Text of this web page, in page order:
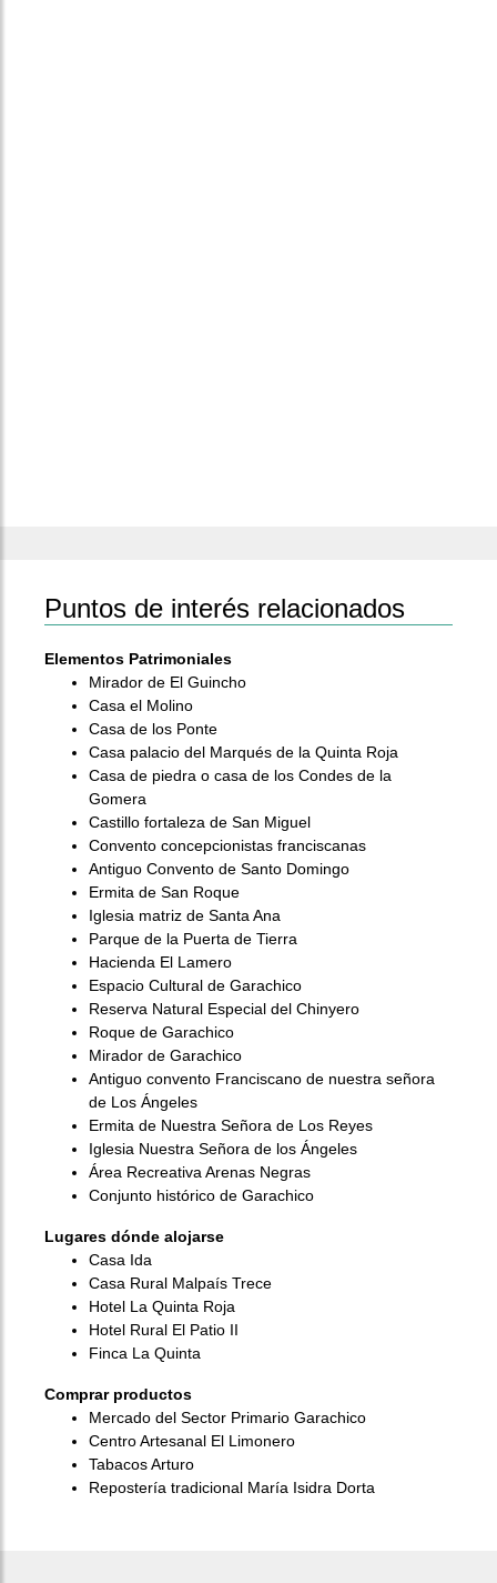
Puntos de interés relacionados
Elementos Patrimoniales
Mirador de El Guincho
Casa el Molino
Casa de los Ponte
Casa palacio del Marqués de la Quinta Roja
Casa de piedra o casa de los Condes de la
Gomera
Castillo fortaleza de San Miguel
Convento concepcionistas franciscanas
Antiguo Convento de Santo Domingo
Ermita de San Roque
Iglesia matriz de Santa Ana
Parque de la Puerta de Tierra
Hacienda El Lamero
Espacio Cultural de Garachico
Reserva Natural Especial del Chinyero
Roque de Garachico
Mirador de Garachico
Antiguo convento Franciscano de nuestra señora
de Los Ángeles
Ermita de Nuestra Señora de Los Reyes
Iglesia Nuestra Señora de los Ángeles
Área Recreativa Arenas Negras
Conjunto histórico de Garachico
Lugares dónde alojarse
Casa Ida
Casa Rural Malpaís Trece
Hotel La Quinta Roja
Hotel Rural El Patio II
Finca La Quinta
Comprar productos
Mercado del Sector Primario Garachico
Centro Artesanal El Limonero
Tabacos Arturo
Repostería tradicional María Isidra Dorta